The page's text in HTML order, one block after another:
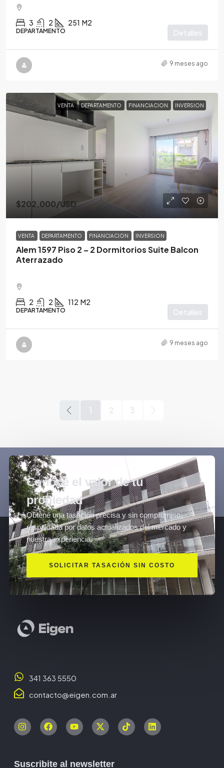
3 2 251 M2
DEPARTAMENTO Detalles
9 meses ago
VENTA DEPARTAMENTO FINANCIACION INVERSION
$202,000/USD
VENTA DEPARTAMENTO FINANCIACION INVERSION
Alem 1597 Piso 2 – 2 Dormitorios Suite Balcon
Aterrazado
2 2 112 M2
DEPARTAMENTO Detalles
9 meses ago
1 2 3
Conocé el valor de tu
propiedad
Obtené una tasación precisa y sin compromiso,
respaldada por datos actualizados del mercado y
nuestra experiencia.
SOLICITAR TASACIÓN SIN COSTO
341 363 5550
contacto@eigen.com.ar
Suscribite al newsletter